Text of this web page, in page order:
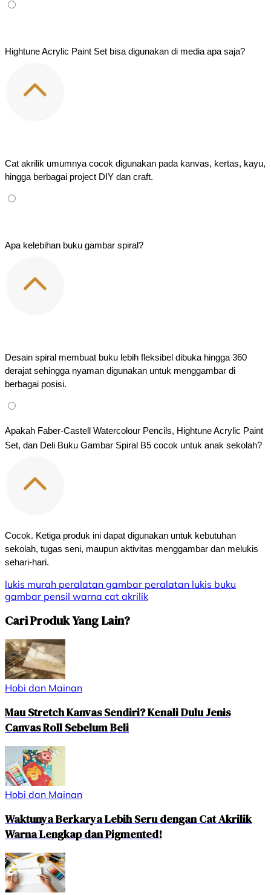
Hightune Acrylic Paint Set bisa digunakan di media apa saja?
Cat akrilik umumnya cocok digunakan pada kanvas, kertas, kayu,
hingga berbagai project DIY dan craft.
Apa kelebihan buku gambar spiral?
Desain spiral membuat buku lebih fleksibel dibuka hingga 360
derajat sehingga nyaman digunakan untuk menggambar di
berbagai posisi.
Apakah Faber-Castell Watercolour Pencils, Hightune Acrylic Paint
Set, dan Deli Buku Gambar Spiral B5 cocok untuk anak sekolah?
Cocok. Ketiga produk ini dapat digunakan untuk kebutuhan
sekolah, tugas seni, maupun aktivitas menggambar dan melukis
sehari-hari.
lukis murah peralatan gambar peralatan lukis buku
gambar pensil warna cat akrilik
Cari Produk Yang Lain?
Hobi dan Mainan
Mau Stretch Kanvas Sendiri? Kenali Dulu Jenis
Canvas Roll Sebelum Beli
Hobi dan Mainan
Waktunya Berkarya Lebih Seru dengan Cat Akrilik
Warna Lengkap dan Pigmented!